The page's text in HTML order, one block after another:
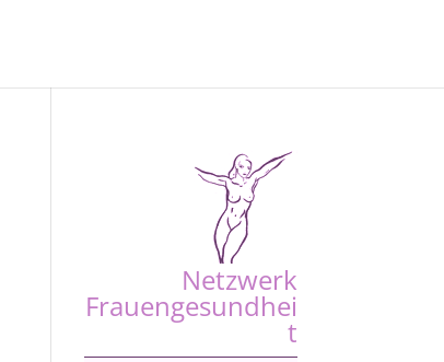
Netzwerk
Frauengesundhei
t